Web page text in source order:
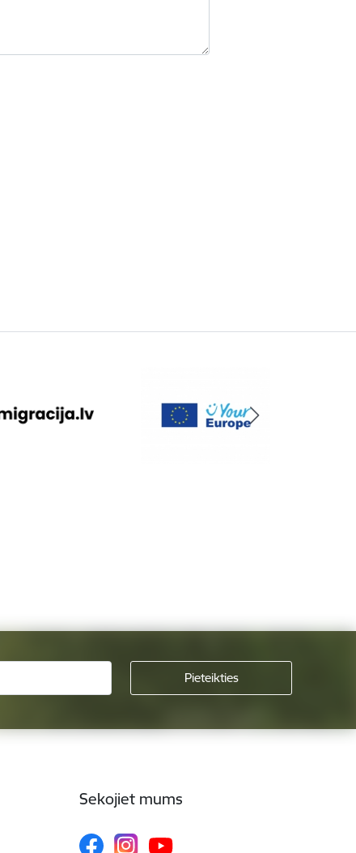
Sekojiet mums